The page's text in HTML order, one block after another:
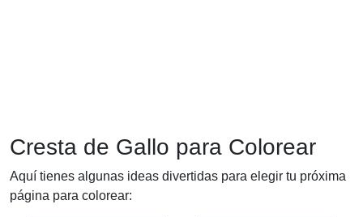
Cresta de Gallo para Colorear
Aquí tienes algunas ideas divertidas para elegir tu próxima
página para colorear: